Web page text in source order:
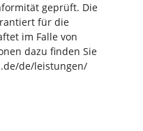
geprüft. Die
für die
im Falle von
dazu finden Sie
de/leistungen/